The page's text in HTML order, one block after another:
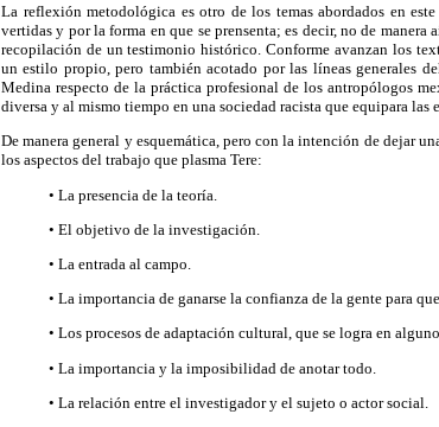
La reflexión metodológica es otro de los temas abordados en
vertidas y por la forma en que se prensenta; es decir, no de
recopilación de un testimonio histórico. Conforme avanzan los
un estilo propio, pero también acotado por las líneas generales
Medina respecto de la práctica profesional de los antropólogos
diversa y al mismo tiempo en una sociedad racista que equipara
De manera general y esquemática, pero con la intención de dejar
los aspectos del trabajo que plasma Tere:
• La presencia de la teoría.
• El objetivo de la investigación.
• La entrada al campo.
• La importancia de ganarse la confianza de la gente para
• Los procesos de adaptación cultural, que se logra en
• La importancia y la imposibilidad de anotar todo.
• La relación entre el investigador y el sujeto o actor social.